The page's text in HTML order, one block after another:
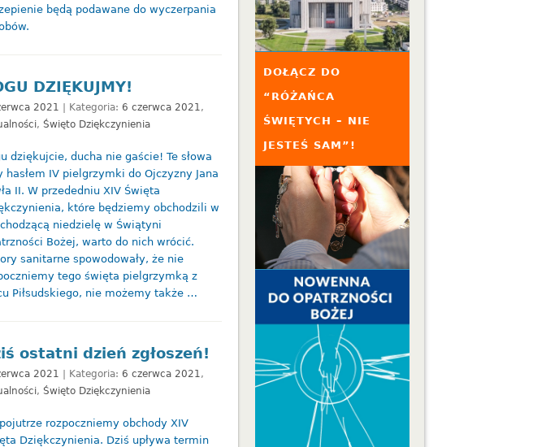
będą podawane do wyczerpania
DZIĘKUJMY!
2021 | Kategoria: 6 czerwca 2021,
, Święto Dziękczynienia
dziękujcie, ducha nie gaście! Te słowa
hasłem IV pielgrzymki do Ojczyzny Jana
II. W przededniu XIV Święta
które będziemy obchodzili w
niedzielę w Świątyni
Bożej, warto do nich wrócić.
sanitarne spowodowały, że nie
tego święta pielgrzymką z
Piłsudskiego, nie możemy także …
ostatni dzień zgłoszeń!
2021 | Kategoria: 6 czerwca 2021 ,
, Święto Dziękczynienia
pojutrze rozpoczniemy obchody XIV
Dziękczynienia. Dziś upływa termin
DOŁĄCZ DO
“RÓŻAŃCA
ŚWIĘTYCH – NIE
JESTEŚ SAM”!